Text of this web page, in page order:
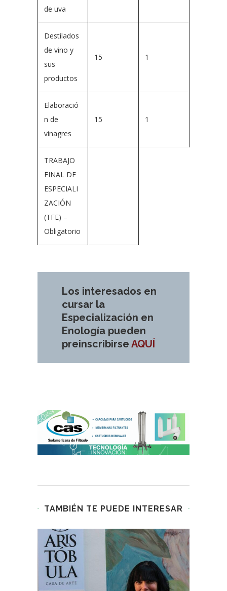
de uva
Destilados
de vino y
sus
productos
15 1
Elaboració
n de
vinagres
15 1
TRABAJO
FINAL DE
ESPECIALI
ZACIÓN
(TFE) –
Obligatorio
Los interesados en
cursar la
Especialización en
Enología pueden
preinscribirse AQUÍ
TAMBIÉN TE PUEDE INTERESAR